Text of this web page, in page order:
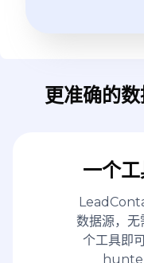
更准确的
一个
数据源，无
个工具即